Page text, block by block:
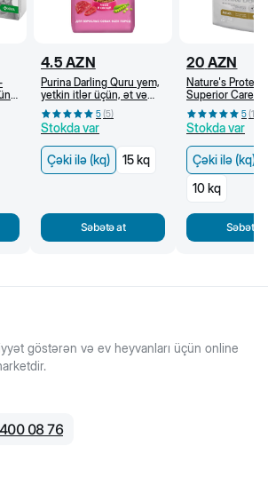
4.5 AZN
Purina Darling Quru yem,
yetkin itlər üçün, ət və
tərəvəzlər ilə (kq)
5(5)
Stokda var
Çəki ilə (kq) 15 kq
Səbətə at
20 AZN
Nature's
Superior Care
kiçik cins ağ
dənsiz, quzu əti
5(10
Stokda var
Çəki ilə (kq)
10 kq
Səbətə
göstərən və ev heyvanları üçün online
08 76